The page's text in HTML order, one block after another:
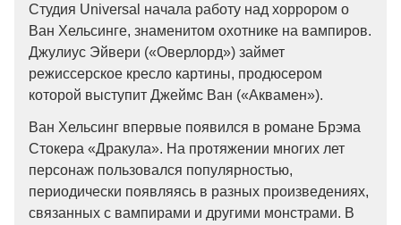
Студия Universal начала работу над хоррором о
Ван Хельсинге, знаменитом охотнике на вампиров.
Джулиус Эйвери («Оверлорд») займет
режиссерское кресло картины, продюсером
которой выступит Джеймс Ван («Аквамен»).
Ван Хельсинг впервые появился в романе Брэма
Стокера «Дракула». На протяжении многих лет
персонаж пользовался популярностью,
периодически появляясь в разных произведениях,
связанных с вампирами и другими монстрами. В